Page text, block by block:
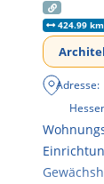
424.99 km
Adresse: